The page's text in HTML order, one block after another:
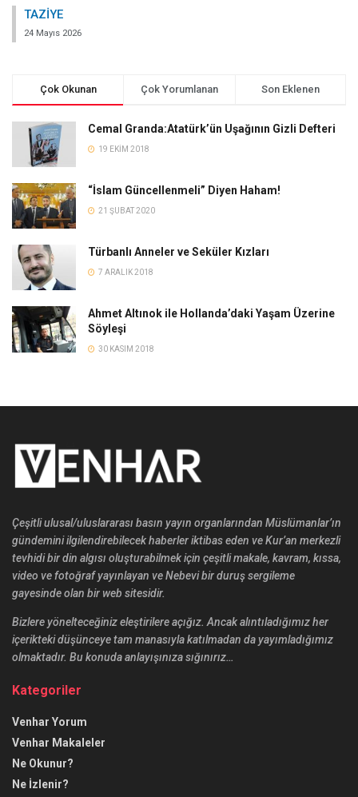
TAZİYE
24 Mayıs 2026
Çok Okunan Çok Yorumlanan Son Eklenen
Cemal Granda:Atatürk’ün Uşağının Gizli Defteri
19 EKIM 2018
“İslam Güncellenmeli” Diyen Haham!
21 ŞUBAT 2020
Türbanlı Anneler ve Seküler Kızları
7 ARALIK 2018
Ahmet Altınok ile Hollanda’daki Yaşam Üzerine
Söyleşi
30 KASIM 2018
Çeşitli ulusal/uluslararası basın yayın organlarından Müslümanlar’ın
gündemini ilgilendirebilecek haberler iktibas eden ve Kur’an merkezli
tevhidi bir din algısı oluşturabilmek için çeşitli makale, kavram, kıssa,
video ve fotoğraf yayınlayan ve Nebevi bir duruş sergileme
gayesinde olan bir web sitesidir.
Bizlere yönelteceğiniz eleştirilere açığız. Ancak alıntıladığımız her
içerikteki düşünceye tam manasıyla katılmadan da yayımladığımız
olmaktadır. Bu konuda anlayışınıza sığınırız…
Kategoriler
Venhar Yorum
Venhar Makaleler
Ne Okunur?
Ne İzlenir?